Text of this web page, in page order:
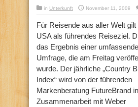
in Unterkunft November 11, 2009
Für Reisende aus aller Welt gilt
USA als führendes Reiseziel.
das Ergebnis einer
Umfrage, die am Freitag
wurde. Der jährliche „Country
Index“ wird von der führenden
Markenberatung FutureBrand in
Zusammenarbeit mit Weber